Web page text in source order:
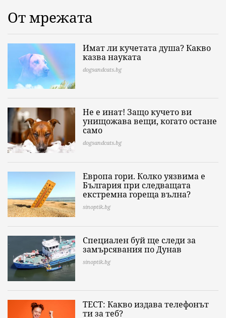
От мрежата
Имат ли кучетата душа? Какво
казва науката
dogsandcats.bg
Не е инат! Защо кучето ви
унищожава вещи, когато остане
само
dogsandcats.bg
Европа гори. Колко уязвима е
България при следващата
екстремна гореща вълна?
sinoptik.bg
Специален буй ще следи за
замърсявания по Дунав
sinoptik.bg
ТЕСТ: Какво издава телефонът
ти за теб?